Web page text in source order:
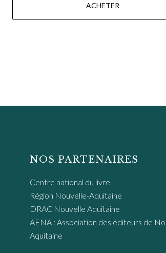
ACHETER
NOS PARTENAIRES
Centre national du livre
Région Nouvelle-Aquitaine
DRAC Nouvelle Aquitaine
AENA : Association des éditeurs de
Aquitaine